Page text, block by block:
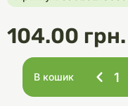
104.00 грн.
В кошик